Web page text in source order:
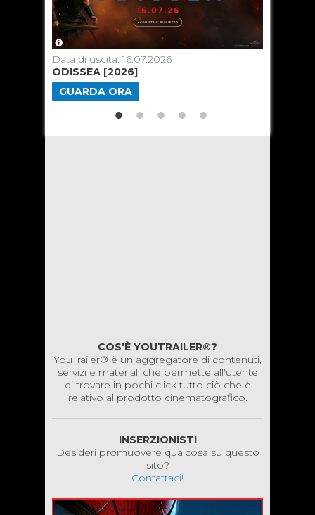
Data di uscita: 16.07.2026
ODISSEA [2026]
GUARDA ORA
COS'È YOUTRAILER®?
YouTrailer® è un aggregatore di contenuti,
servizi e materiali che permette all'utente
di trovare in pochi click tutto ciò che è
relativo al prodotto cinematografico.
INSERZIONISTI
Desideri promuovere qualcosa su questo
sito?
Contattaci!